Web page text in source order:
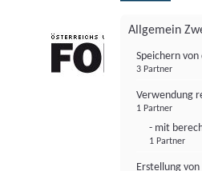
Allgemein
Speichern
3 Partner
Verwendung
1 Partner
- mit
1 Partner
Erstellung
FONDS professionell